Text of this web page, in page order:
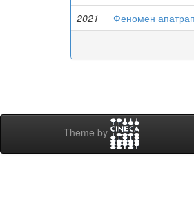
2021
Феномен
Theme by